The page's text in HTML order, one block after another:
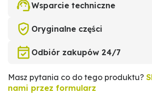
Wsparcie techniczne
Oryginalne części
Odbiór zakupów 24/7
Masz pytania co do tego produktu?
nami przez formularz